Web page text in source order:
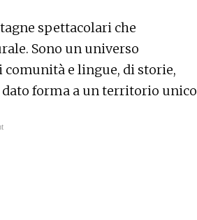
spettacolari che
Sono un universo
comunità e lingue, di storie,
forma a un territorio unico